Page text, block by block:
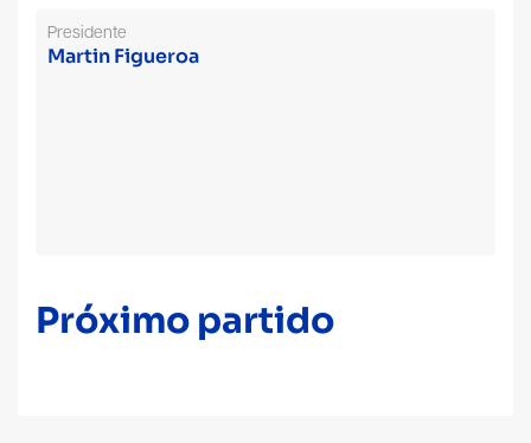
Presidente
Martin Figueroa
Próximo partido